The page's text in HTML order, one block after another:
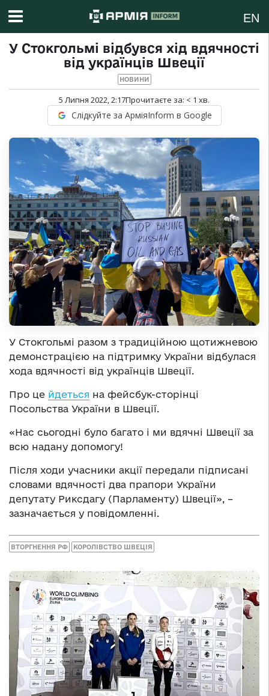
EN
У Стокгольмі відбувся хід вдячності
від українців Швеції
НОВИНИ
5 Липня 2022, 2:17Прочитаєте за: < 1 хв.
Слідкуйте за АрміяInform в Google
У Стокгольмі разом з традиційною щотижневою
демонстрацією на підтримку України відбулася
хода вдячності від українців Швеції.
Про це йдеться на фейсбук-сторінці
Посольства України в Швеції.
«Нас сьогодні було багато і ми вдячні Швеції за
всю надану допомогу!
Після ходи учасники акції передали підписані
словами вдячності два прапори України
депутату Риксдагу (Парламенту) Швеції», –
зазначається у повідомленні.
ВТОРГНЕННЯ РФ КОРОЛІВСТВО ШВЕЦІЯ